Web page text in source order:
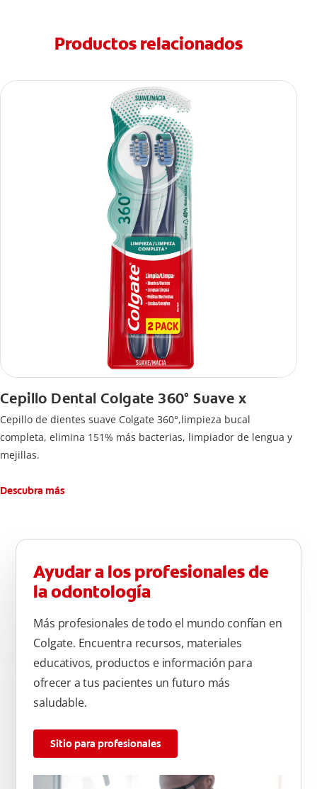
Productos relacionados
Cepillo Dental Colgate 360° Suave x
Cepillo de dientes suave Colgate 360°,limpieza bucal
completa, elimina 151% más bacterias, limpiador de lengua y
mejillas.
Descubra más
Ayudar a los profesionales de
la odontología
Más profesionales de todo el mundo confían en
Colgate. Encuentra recursos, materiales
educativos, productos e información para
ofrecer a tus pacientes un futuro más
saludable.
Sitio para profesionales